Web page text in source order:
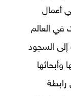
أعمال
في العالم
إلى السجود
وأبحاثها
رابطة